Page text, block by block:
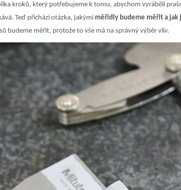
kroků, který potřebujeme k tomu, abychom vyráběli
Teď přichází otázka, jakými měřidly budeme měřit a jak
budeme měřit, protože to vše má na správný výběr vliv.